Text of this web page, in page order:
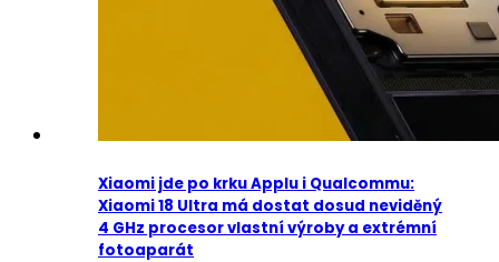
Xiaomi jde po krku Applu i Qualcommu:
Xiaomi 18 Ultra má dostat dosud neviděný
4 GHz procesor vlastní výroby a extrémní
fotoaparát